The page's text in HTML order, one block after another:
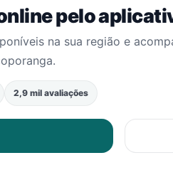
pelo
na sua região e
.
2,9 mil avaliações